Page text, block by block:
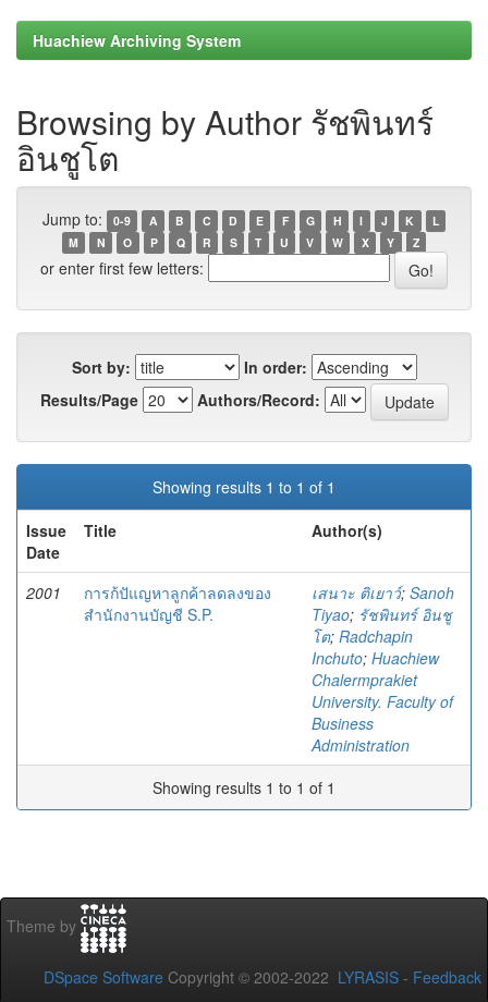
Huachiew Archiving System
Browsing by Author รัชพินทร์
อินชูโต
Jump to: 0-9 A B C D E F G H I J K
L
M
N O P Q R S T U V W X Y Z
or enter first few letters:
Sort by:
In order:
Results/Page
Authors/Record:
Showing results 1 to 1 of 1
Issue
Date
Title Author(s)
2001
การก้ปัแญหาลูกค้าลดลงของ
สำนักงานบัญชี S.P.
เสนาะ ติเยาว์; Sanoh
Tiyao; รัชพินทร์ อินชู
โต; Radchapin
Inchuto; Huachiew
Chalermprakiet
University. Faculty of
Business
Administration
Showing results 1 to 1 of 1
Theme by
DSpace Software Copyright © 2002-2022 LYRASIS - Feedback